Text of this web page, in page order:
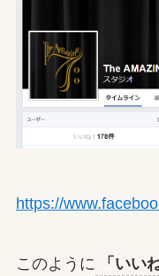
https://
このように 「いい